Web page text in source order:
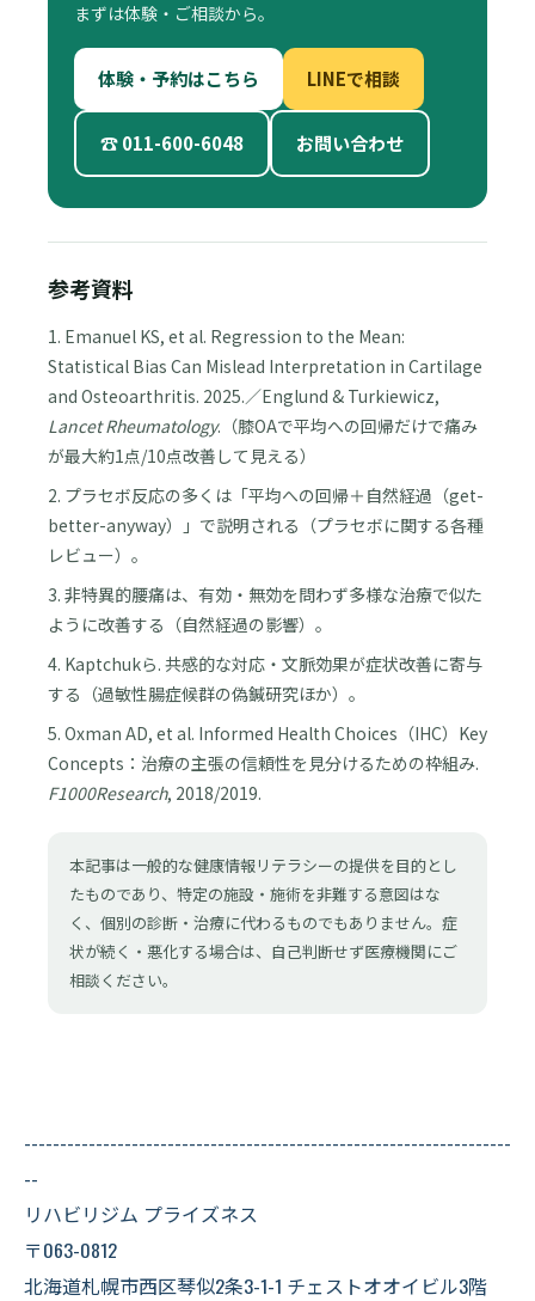
まずは体験・ご相談から。
体験・予約はこちら LINEで相談
☎ 011-600-6048 お問い合わせ
参考資料
1. Emanuel KS, et al. Regression to the Mean:
Statistical Bias Can Mislead Interpretation in Cartilage
and Osteoarthritis. 2025.／Englund & Turkiewicz,
Lancet Rheumatology.（膝OAで平均への回帰だけで痛み
が最大約1点/10点改善して見える）
2. プラセボ反応の多くは「平均への回帰＋自然経過（get-
better-anyway）」で説明される（プラセボに関する各種
レビュー）。
3. 非特異的腰痛は、有効・無効を問わず多様な治療で似た
ように改善する（自然経過の影響）。
4. Kaptchukら. 共感的な対応・文脈効果が症状改善に寄与
する（過敏性腸症候群の偽鍼研究ほか）。
5. Oxman AD, et al. Informed Health Choices（IHC）Key
Concepts：治療の主張の信頼性を見分けるための枠組み.
F1000Research, 2018/2019.
本記事は一般的な健康情報リテラシーの提供を目的とし
たものであり、特定の施設・施術を非難する意図はな
く、個別の診断・治療に代わるものでもありません。症
状が続く・悪化する場合は、自己判断せず医療機関にご
相談ください。
--------------------------------------------------------------------
--
リハビリジム プライズネス
〒063-0812
北海道札幌市西区琴似2条3-1-1 チェストオオイビル3階